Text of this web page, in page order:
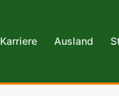
Karriere Ausland